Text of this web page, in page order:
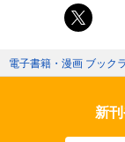
電子書籍・漫画 ブック
新